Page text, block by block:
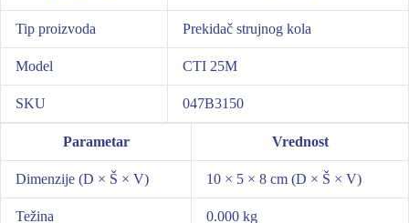
Tip proizvoda Prekidač strujnog kola
Model CTI 25M
SKU 047B3150
Parametar Vrednost
Dimenzije (D × Š × V) 10 × 5 × 8 cm (D × Š × V)
Težina 0.000 kg